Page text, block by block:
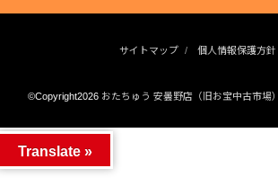
サイトマップ 個人情報保護方針
©Copyright2026 おたちゅう 安曇野店（旧お宝中古市場）
Translate »